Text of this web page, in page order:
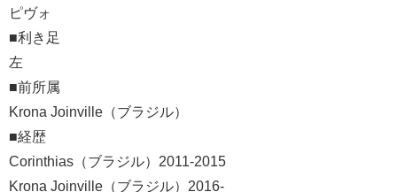
ピヴォ
■利き足
左
■前所属
Krona Joinville （ブラジル）
■経歴
Corinthias （ブラジル） 2011-2015
Krona Joinville （ブラジル） 2016-